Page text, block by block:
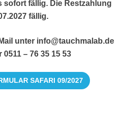
sofort fällig. Die Restzahlung
fällig.
unter info@tauchmalab.de
– 76 35 15 53
SAFARI 09/2027